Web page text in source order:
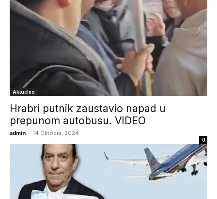
Aktuelno
Hrabri putnik zaustavio napad u
prepunom autobusu. VIDEO
admin - 14 Oktobra, 2024
0